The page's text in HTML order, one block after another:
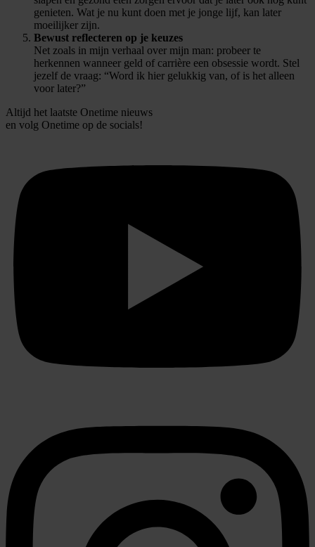
partners kunnen deze gegevens combineren met andere
informatie die u aan ze heeft verstrekt of die ze hebben
verzameld op basis van uw gebruik van hun services.
genieten. Wat je nu kunt doen met je jonge lijf, kan later
moeilijker zijn.
Bewust reflecteren op je keuzes
Net zoals in mijn verhaal over mijn man: probeer te
herkennen wanneer geld of carrière een obsessie wordt. Stel
jezelf de vraag: “Word ik hier gelukkig van, of is het alleen
voor later?”
Altijd het laatste Onetime nieuws
en volg Onetime op de socials!